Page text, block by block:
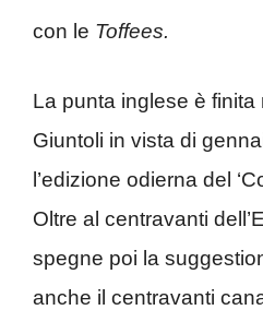
con le Toffees.
La punta inglese è finita
Giuntoli in vista di
l’edizione odierna del
Oltre al centravanti
spegne poi la
anche il centravanti